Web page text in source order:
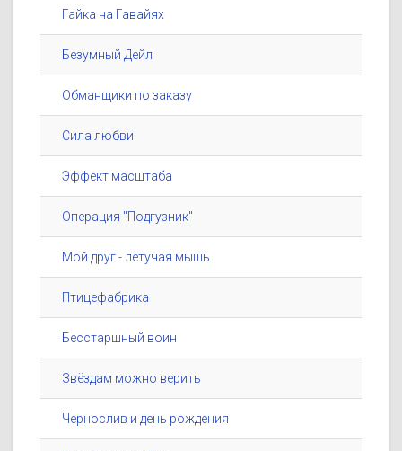
Гайка на Гавайях
Безумный Дейл
Обманщики по заказу
Сила любви
Эффект масштаба
Операция ''Подгузник''
Мой друг - летучая мышь
Птицефабрика
Бесстаршный воин
Звёздам можно верить
Чернослив и день рождения